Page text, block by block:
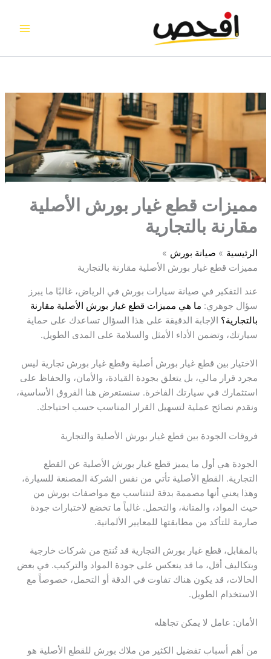
مميزات قطع غيار بورش الأصلية
مقارنة بالتجارية
الرئيسية
صيانة بورش
مميزات قطع غيار بورش الأصلية مقارنة بالتجارية
عند التفكير في صيانة سيارات بورش في الرياض، غالبًا ما يبرز
سؤال جوهري: ما هي مميزات قطع غيار بورش الأصلية مقارنة
بالتجارية؟ الإجابة الدقيقة على هذا السؤال تساعدك على حماية
سيارتك، وتضمن الأداء الأمثل والسلامة على المدى الطويل.
الاختيار بين قطع غيار بورش أصلية وقطع غيار بورش تجارية ليس
مجرد قرار مالي، بل يتعلق بجودة القيادة، والأمان، والحفاظ على
استثمارك في سيارتك الفاخرة. سنستعرض هنا الفروق الأساسية،
ونقدم نصائح عملية لتسهيل القرار المناسب حسب احتياجك.
فروقات الجودة بين قطع غيار بورش الأصلية والتجارية
الجودة هي أول ما يميز قطع غيار بورش الأصلية عن القطع
التجارية. القطع الأصلية تأتي من نفس الشركة المصنعة للسيارة،
وهذا يعني أنها مصممة بدقة لتتناسب مع مواصفات بورش من
حيث المواد، والمتانة، والتحمل. غالباً ما تخضع لاختبارات جودة
صارمة للتأكد من مطابقتها للمعايير الألمانية.
بالمقابل، قطع غيار بورش التجارية قد تُنتج من شركات خارجية
وبتكاليف أقل، ما قد ينعكس على جودة المواد والتركيب. في بعض
الحالات، قد يكون هناك تفاوت في الدقة أو التحمل، خصوصاً مع
الاستخدام الطويل.
الأمان: عامل لا يمكن تجاهله
من أهم أسباب تفضيل الكثير من ملاك بورش للقطع الأصلية هو